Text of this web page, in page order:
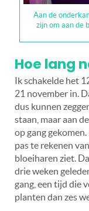
Aan de
zijn om aan de
Hoe lang
Ik schakelde het
21 november in.
dus kunnen
staan, maar aan
op gang
pas te rekenen
bloeiharen ziet.
drie weken
gang, een tijd die
planten dan zes